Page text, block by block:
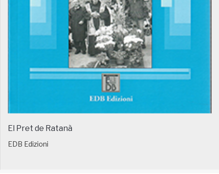
El Pret de Ratanà
EDB Edizioni